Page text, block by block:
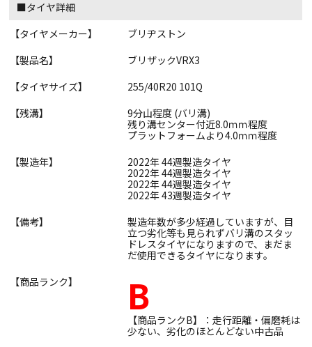
■タイヤ詳細
【タイヤメーカー】
ブリヂストン
【製品名】
ブリザックVRX3
【タイヤサイズ】
255/40R20 101Q
【残溝】
9分山程度 (バリ溝)
残り溝センター付近8.0ｍｍ程度
プラットフォームより4.0ｍｍ程度
【製造年】
2022年 44週製造タイヤ
2022年 44週製造タイヤ
2022年 44週製造タイヤ
2022年 43週製造タイヤ
【備考】
製造年数が多少経過していますが、目
立つ劣化等も見られずバリ溝のスタッ
ドレスタイヤになりますので、まだま
だ使用できるタイヤになります。
【商品ランク】
B
【商品ランクB】：走行距離・偏磨耗は
少ない、劣化のほとんどない中古品